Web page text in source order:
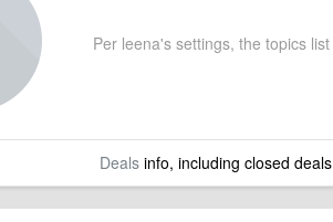
Per leena's settings, the topics
Dealsinfo, including closed